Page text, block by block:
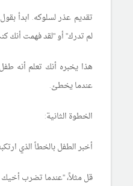
تقديم عذر لسلوكه. ابدأ
لم تدرك" أو "لقد فهمت أنك
هذا يخبره أنك تعلم أنه
عندما يخطئ.
الخطوة الثانية:
أخبرالطفلبالخطأ الذي
قل مثلاً، "عندما تضرب أخيك